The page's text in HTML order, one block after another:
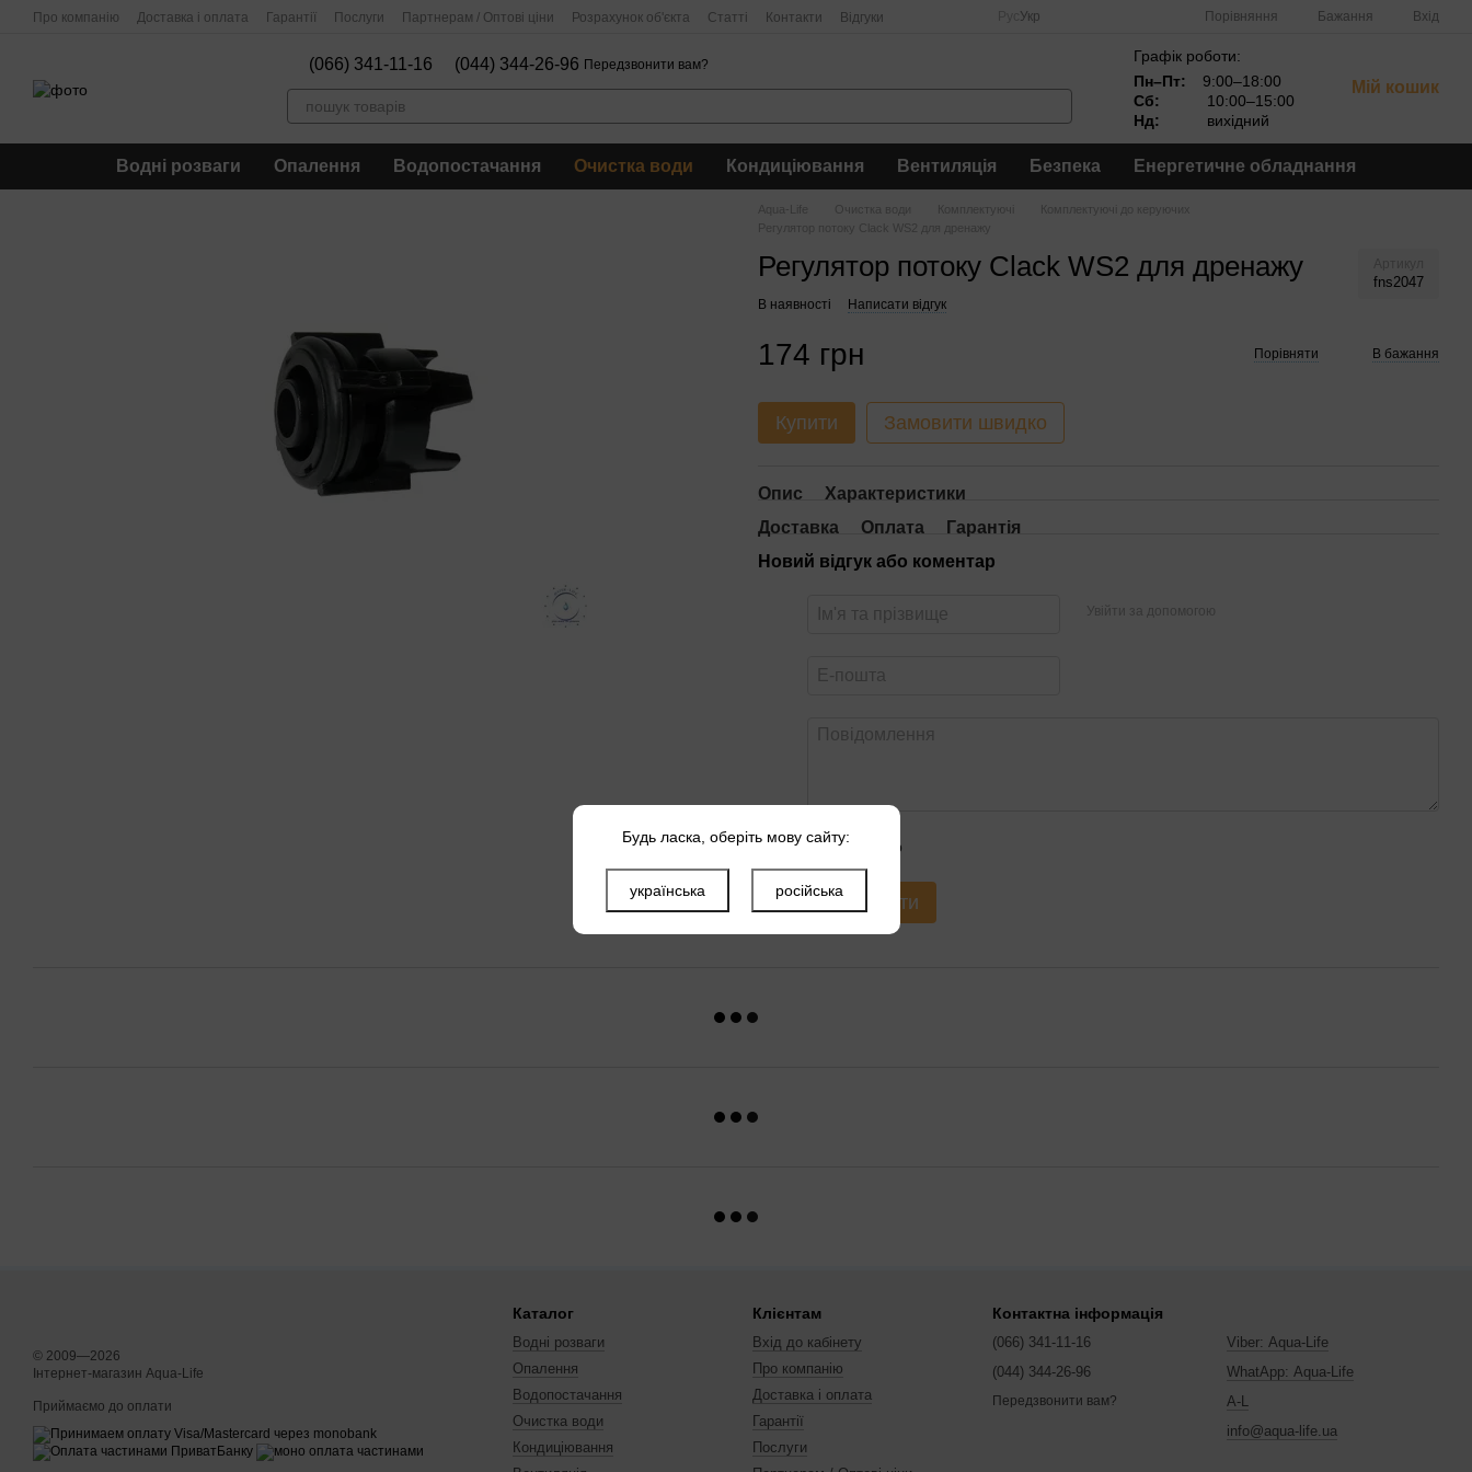
Перейти до основного контенту
Про компанію Доставка і оплата Гарантії Послуги Партнерам / Оптові ціни Розрахунок об'єкта Статті Контакти Відгуки Укр Порівняння Бажання Вхід
(066) 341-11-16 (044) 344-26-96 Передзвонити вам?
Графік роботи:
Пн–Пт:
9:00–18:00
Сб:
10:00–15:00
Нд:
вихідний
Мій кошик
Водні розваги Опалення Водопостачання Очистка води Кондиціювання Вентиляція Безпека Енергетичне обладнання
Aqua-Life Очистка води Комплектуючі
Комплектуючі до керуючих
Регулятор потоку Clack WS2 для дренажу
Регулятор потоку Clack WS2 для дренажу fns2047
В наявності Написати відгук
174 грн Порівняти В бажання
Купити Замовити швидко
Опис
Характеристики
Доставка
Оплата
Гарантія
Новий відгук або коментар
Увійти за допомогою
Оцініть товар
Надіслати
© 2009—2026
Інтернет-магазин Aqua-Life
Приймаємо до оплати
Каталог
Водні розваги
Опалення
Водопостачання
Очистка води
Кондиціювання
Клієнтам
Вхід до кабінету
Про компанію
Доставка і оплата
Гарантії
Послуги
Контактна інформація
(066) 341-11-16
(044) 344-26-96
Передзвонити вам?
Viber: Aqua-Life
WhatApp: Aqua-Life
A-L
info@aqua-life.ua
Будь ласка, оберіть мову сайту:
українська російська